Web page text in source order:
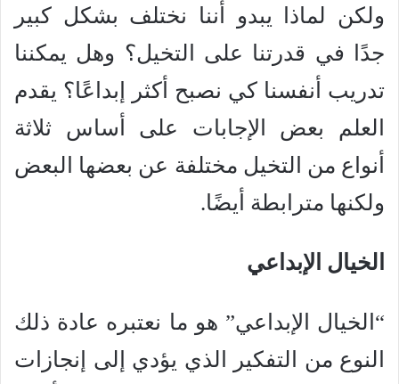
ولكن لماذا يبدو أننا نختلف بشكل كبير
جدًا في قدرتنا على التخيل؟ وهل يمكننا
تدريب أنفسنا كي نصبح أكثر إبداعًا؟ يقدم
العلم بعض الإجابات على أساس ثلاثة
أنواع من التخيل مختلفة عن بعضها البعض
ولكنها مترابطة أيضًا.
الخيال الإبداعي
“الخيال الإبداعي” هو ما نعتبره عادة ذلك
النوع من التفكير الذي يؤدي إلى إنجازات